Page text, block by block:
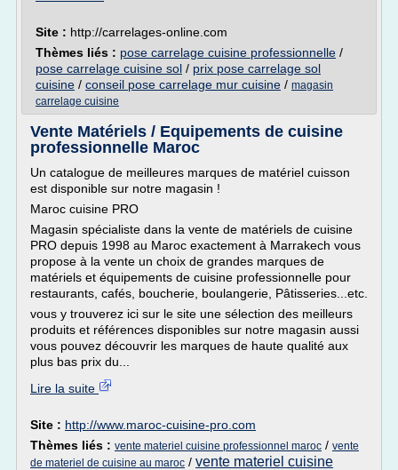
Site : http://carrelages-online.com
Thèmes liés : pose carrelage cuisine professionnelle /
pose carrelage cuisine sol / prix pose carrelage sol
cuisine / conseil pose carrelage mur cuisine / magasin
carrelage cuisine
Vente Matériels / Equipements de cuisine
professionnelle Maroc
Un catalogue de meilleures marques de matériel cuisson
est disponible sur notre magasin !
Maroc cuisine PRO
Magasin spécialiste dans la vente de matériels de cuisine
PRO depuis 1998 au Maroc exactement à Marrakech vous
propose à la vente un choix de grandes marques de
matériels et équipements de cuisine professionnelle pour
restaurants, cafés, boucherie, boulangerie, Pâtisseries...etc.
vous y trouverez ici sur le site une sélection des meilleurs
produits et références disponibles sur notre magasin aussi
vous pouvez découvrir les marques de haute qualité aux
plus bas prix du...
Lire la suite
Site : http://www.maroc-cuisine-pro.com
Thèmes liés : vente materiel cuisine professionnel maroc / vente
de materiel de cuisine au maroc / vente materiel cuisine